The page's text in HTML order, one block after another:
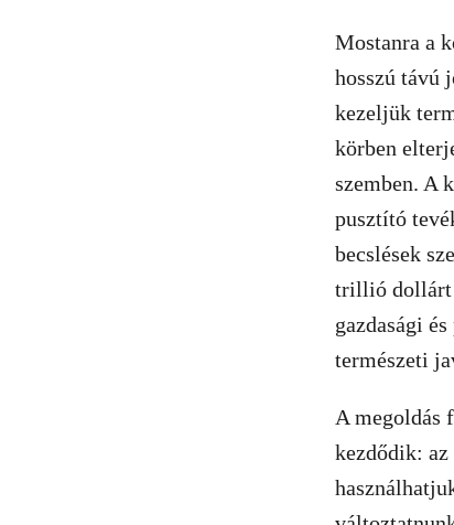
Mostanra a
hosszú távú
kezeljük
körben
szemben. A
pusztító
becslések
trillió dollárt
gazdasági
természeti
A megoldás
kezdődik: az